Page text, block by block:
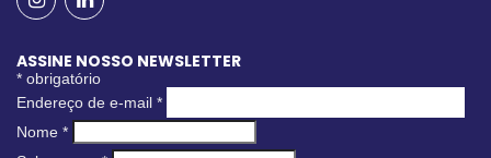
ASSINE NOSSO NEWSLETTER
* obrigatório
Endereço de e-mail *
Nome *